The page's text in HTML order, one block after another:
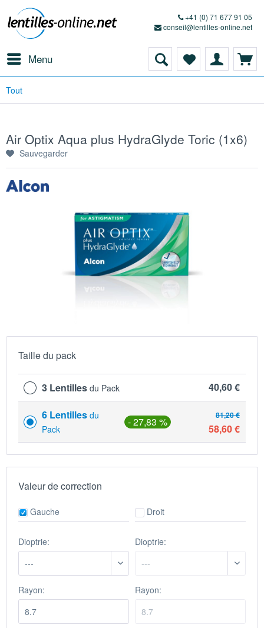
+41 (0) 71 677 91 05
conseil@lentilles-online.net
Menu
Tout
Air Optix Aqua plus HydraGlyde Toric (1x6)
Sauvegarder
Taille du pack
3 Lentilles du Pack 40,60 €
6 Lentilles du
Pack
- 27,83 % 81,20 €
58,60 €
Valeur de correction
Gauche
Dioptrie:
Rayon:
Droit
Dioptrie:
Rayon: